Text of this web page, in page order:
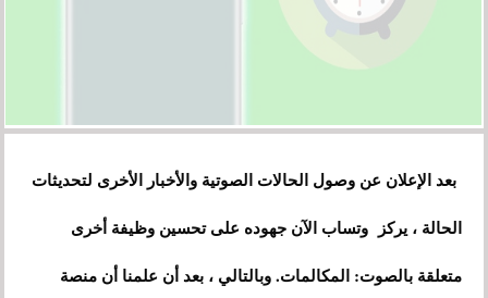
بعد الإعلان عن وصول الحالات الصوتية والأخبار الأخرى لتحديثات
الحالة ، يركز وتساب الآن جهوده على تحسين وظيفة أخرى
متعلقة بالصوت: المكالمات. وبالتالي ، بعد أن علمنا أن منصة